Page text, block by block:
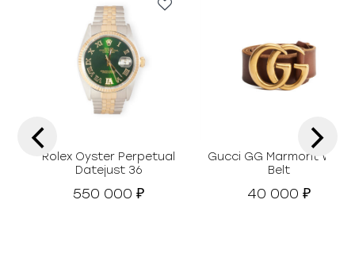
Rolex Oyster Perpetual
Datejust 36
550 000₽
Gucci GG Marmont Wide
Belt
40 000₽
‹ ›